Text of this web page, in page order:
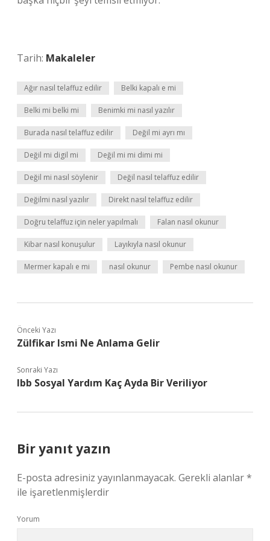
Tarih: Makaleler
Ağır nasıl telaffuz edilir Belki kapalı e mi
Belki mi belki mi Benimki mi nasıl yazılır
Burada nasıl telaffuz edilir Değil mi ayrı mı
Değil mi digil mi Değil mi mi dimi mi
Değil mi nasıl söylenir Değil nasıl telaffuz edilir
Değilmi nasıl yazılır Direkt nasıl telaffuz edilir
Doğru telaffuz için neler yapılmalı Falan nasıl okunur
Kibar nasıl konuşulur Layıkıyla nasıl okunur
Mermer kapalı e mi nasıl okunur Pembe nasıl okunur
Önceki Yazı
Zülfikar Ismi Ne Anlama Gelir
Sonraki Yazı
Ibb Sosyal Yardım Kaç Ayda Bir Veriliyor
Bir yanıt yazın
E-posta adresiniz yayınlanmayacak. Gerekli alanlar*
ile işaretlenmişlerdir
Yorum